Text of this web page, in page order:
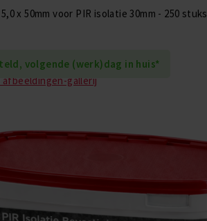
x 50mm voor PIR isolatie 30mm - 250 stuks
afbeeldingen-gallerij
volgende (werk)dag in huis*